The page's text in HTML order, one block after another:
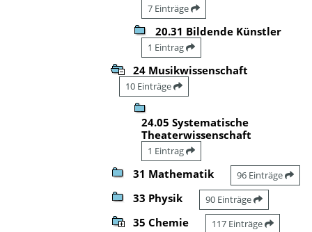
7 Einträge
20.31 Bildende Künstler
1 Eintrag
24 Musikwissenschaft
10 Einträge
24.05 Systematische
Theaterwissenschaft
1 Eintrag
31 Mathematik 96 Einträge
33 Physik 90 Einträge
35 Chemie 117 Einträge